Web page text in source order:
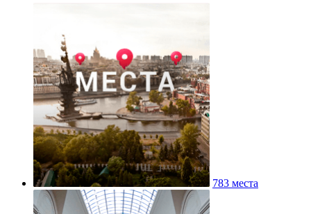
783 места